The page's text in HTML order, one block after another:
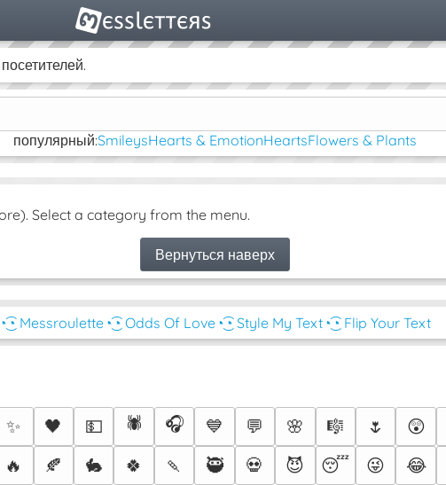
популярный:SmileysHearts & EmotionHeartsFlowers & Plants
Select a category from the menu.
Вернуться наверх
◔͜͡◔ Messroulette ◔͜͡◔ Odds Of Love ◔͜͡◔ Style My Text ◔͜͡◔ Flip Your Text
✨ 🖤 💵 🕷️ 🎧 💙 💬 🌸 🎼 🌷 😲
🔥 🍂 🐇 🍀 🍡 🥷 💀 😈 😴 😜 😂